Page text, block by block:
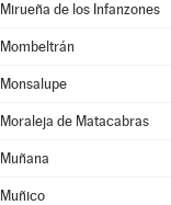
Mirueña de los Infanzones
Mombeltrán
Monsalupe
Moraleja de Matacabras
Muñana
Muñico